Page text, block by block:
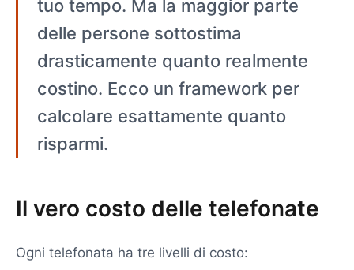
tuo tempo. Ma la maggior parte
delle persone sottostima
drasticamente quanto realmente
costino. Ecco un framework per
calcolare esattamente quanto
risparmi.
Il vero costo delle telefonate
Ogni telefonata ha tre livelli di costo: